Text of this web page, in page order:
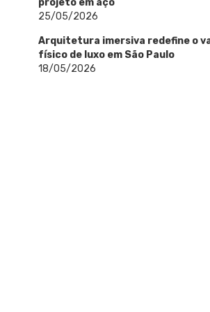
projeto em aço
25/05/2026
Arquitetura imersiva redefine o
físico de luxo em São Paulo
18/05/2026